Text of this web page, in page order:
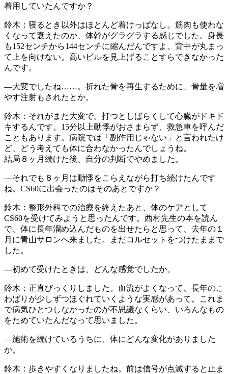
着用していたんですか？
鈴木：寝るとき以外はほとんど着けっぱなし。筋肉も使わな
くなって衰えたのか、体幹がグラグラする感じでした。身長
も152センチから144センチに縮んだんですよ。背中が丸まっ
て上を向けない。高いビルを見上げることすらできなかった
んです。
―大変でしたね……。折れた骨を再生するために、骨量を増
やす注射もされたとか。
鈴木：それがまた大変で。打つとしばらくして心臓がドキド
キするんです。15分以上動悸がおさまらず、救急車を呼んだ
こともあります。病院では「副作用じゃない」と言われたけ
ど、どう考えても体に合わなかったんでしょうね。
結局８ヶ月続けた後、自分の判断でやめました。
―それでも８ヶ月は動悸をこらえながら打ち続けたんです
ね。CS60に出会ったのはそのあとですか？
鈴木：整形外科での治療を終えたあと、体のケアとして
CS60を受けてみようと思ったんです。西村先生の本を読ん
で、体に長年溜め込んだものを出せたらと思って、去年の１
月に青山サロンへ来ました。まだコルセットをつけたままで
した。
―初めて受けたときは、どんな感覚でしたか。
鈴木：正直びっくりしました。血流がよくなって、長年のこ
わばりが少しずつほぐれていくような実感があって。これま
で病気ひとつしなかったのが不思議なくらい、いろんなもの
をためていたんだなって思いました。
―施術を続けているうちに、体にどんな変化がありました
か。
鈴木：歩きやすくなりましたね。前は信号が点滅すると止ま